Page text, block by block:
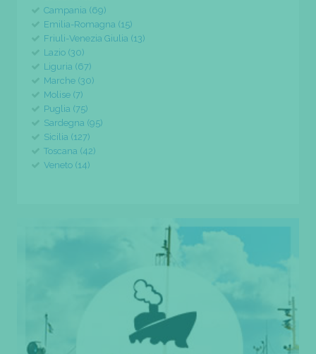
Campania (69)
Emilia-Romagna (15)
Friuli-Venezia Giulia (13)
Lazio (30)
Liguria (67)
Marche (30)
Molise (7)
Puglia (75)
Sardegna (95)
Sicilia (127)
Toscana (42)
Veneto (14)